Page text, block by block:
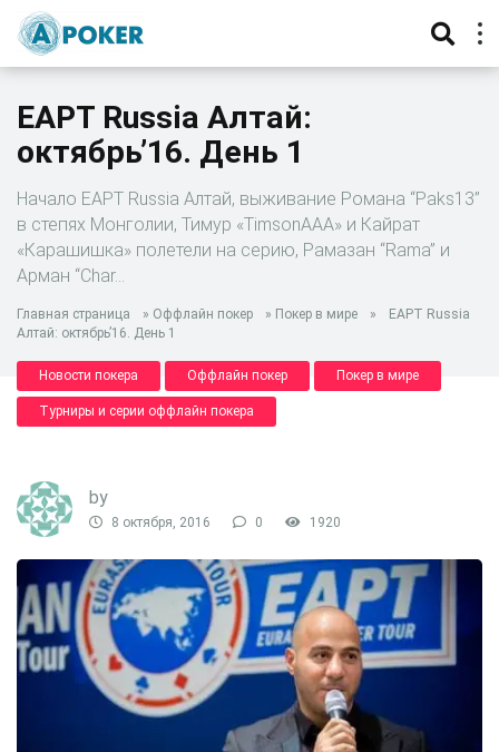
EAPT Russia Алтай:
октябрь’16. День 1
Начало EAPT Russia Алтай, выживание Романа “Paks13”
в степях Монголии, Тимур «TimsonAAA» и Кайрат
«Карашишка» полетели на серию, Рамазан “Rama” и
Арман “Char…
Главная страница » Оффлайн покер » Покер в мире »
EAPT Russia
Алтай: октябрь’16. День 1
Новости покера Оффлайн покер Покер в мире
Турниры и серии оффлайн покера
by
8 октября, 2016 0 1920